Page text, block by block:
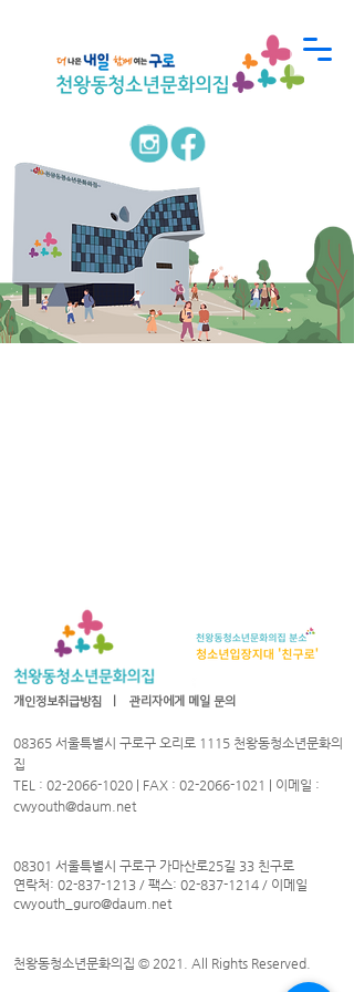
개인정보취급방침 관리자에게 메일 문의
08365 서울특별시 구로구 오리로 1115 천왕동청소년문화의
집
TEL : 02-2066-1020 | FAX : 02-2066-1021
| 이메일 :
cwyouth@daum.net
08301 서울특별시 구로구 가마산로25길 33 친구로
연락처: 02-837-1213 / 팩스: 02-837-1214 / 이메일
cwyouth_guro@daum.net
천왕동청소년문화의집 © 2021. All Rights Reserved.